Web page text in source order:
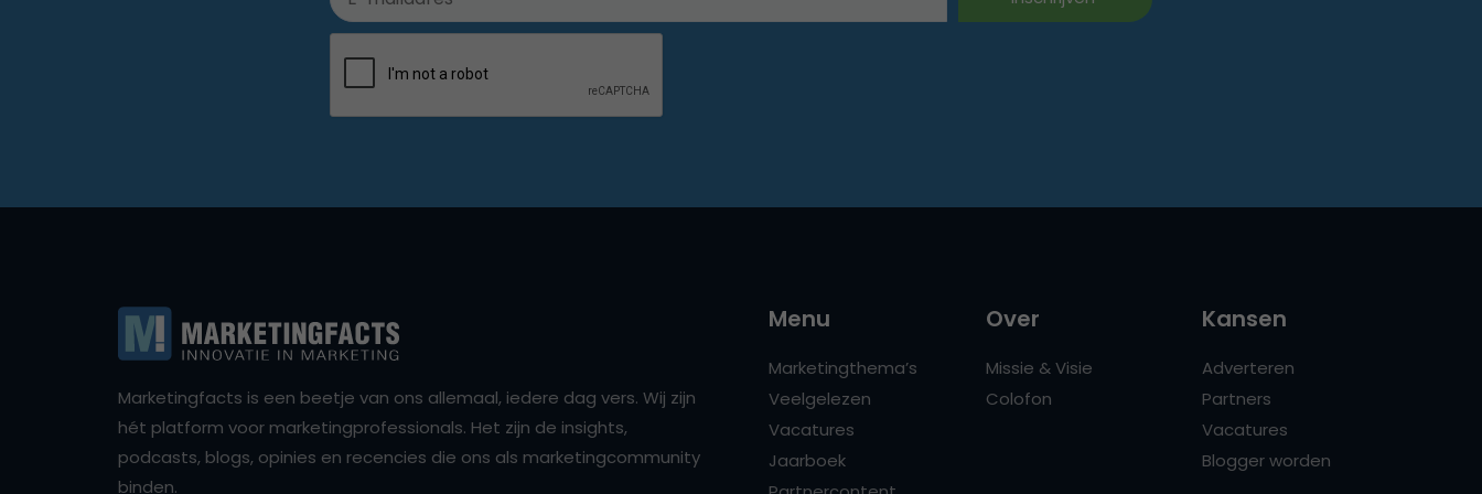
Marketingfacts is een beetje van ons allemaal, iedere dag vers. Wij zijn
hét platform voor marketingprofessionals. Het zijn de insights,
podcasts, blogs, opinies en recencies die ons als marketingcommunity
binden.
Menu
Marketingthema’s
Veelgelezen
Vacatures
Jaarboek
Over
Missie & Visie
Colofon
Kansen
Adverteren
Partners
Vacatures
Blogger worden